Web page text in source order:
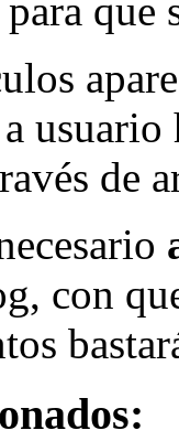
que
usuario
de
con